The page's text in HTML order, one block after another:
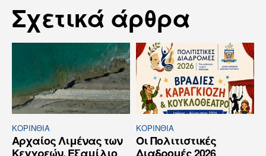
Σχετικά άρθρα
ΚΟΡΙΝΘΊΑ
Αρχαίος Λιμένας των
Κεγχρεών, Εξαμίλιο
ΚΟΡΙΝΘΊΑ
Οι Πολιτιστικές
Διαδρομές 2026